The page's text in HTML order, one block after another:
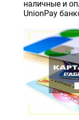
наличные и
UnionPay